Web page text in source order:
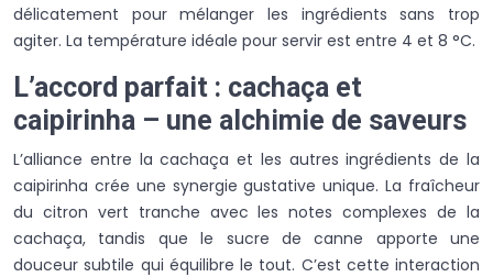
délicatement pour mélanger les ingrédients sans trop
agiter. La température idéale pour servir est entre 4 et 8 °C.
L’accord parfait : cachaça et
caipirinha – une alchimie de saveurs
L’alliance entre la cachaça et les autres ingrédients de la
caipirinha crée une synergie gustative unique. La fraîcheur
du citron vert tranche avec les notes complexes de la
cachaça, tandis que le sucre de canne apporte une
douceur subtile qui équilibre le tout. C’est cette interaction